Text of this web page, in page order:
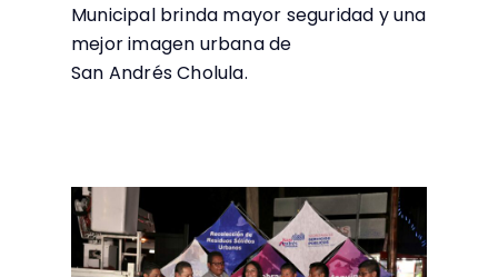
Municipal brinda mayor seguridad y una
mejor imagen urbana de
San Andrés Cholula.